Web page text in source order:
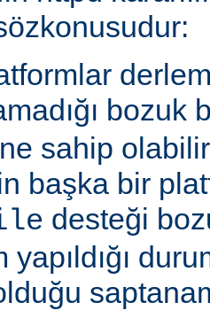
bozuk
sahip
başka bir
desteği
yapıldığı